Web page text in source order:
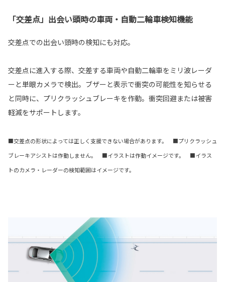
「交差点」出会い頭時の車両・自動二輪車検知機能
交差点での出会い頭時の検知にも対応。
交差点に進入する際、交差する車両や自動二輪車をミリ波レーダ
ーと単眼カメラで検出。ブザーと表示で衝突の可能性を知らせる
と同時に、プリクラッシュブレーキを作動。衝突回避または被害
軽減をサポートします。
■交差点の形状によっては正しく支援できない場合があります。 ■プリクラッシュ
ブレーキアシストは作動しません。 ■イラストは作動イメージです。 ■イラス
トのカメラ・レーダーの検知範囲はイメージです。